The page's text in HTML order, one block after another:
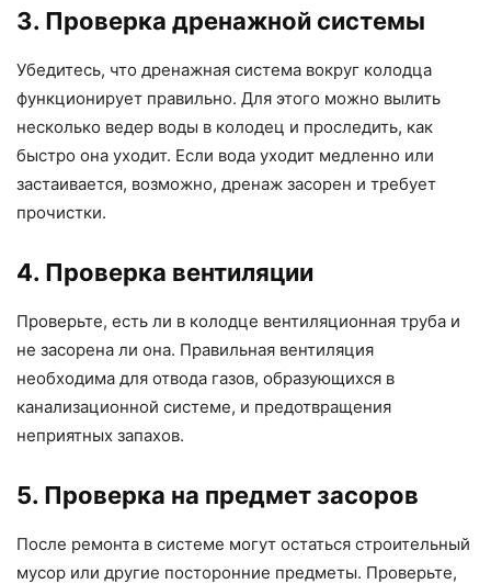
3. Проверка дренажной системы
Убедитесь, что дренажная система вокруг колодца
функционирует правильно. Для этого можно вылить
несколько ведер воды в колодец и проследить, как
быстро она уходит. Если вода уходит медленно или
застаивается, возможно, дренаж засорен и требует
прочистки.
4. Проверка вентиляции
Проверьте, есть ли в колодце вентиляционная труба и
не засорена ли она. Правильная вентиляция
необходима для отвода газов, образующихся в
канализационной системе, и предотвращения
неприятных запахов.
5. Проверка на предмет засоров
После ремонта в системе могут остаться строительный
мусор или другие посторонние предметы. Проверьте,